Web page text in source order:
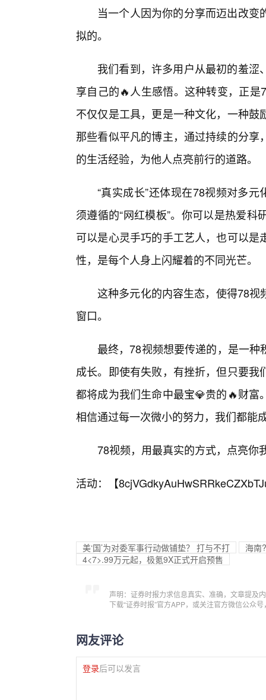
当一个人因为你的分享而迈出改
拟的。
我们看到，许多用户从最初的羞
享自己的🔥人生感悟。这种转变，正是
不仅仅是工具，更是一种文化，一种
那些看似平凡的博主，通过持续的分
的生活经验，为他人点亮前行的道路。
“真实成长”还体现在78视频对多
须遵循的“网红模板”。你可以是热爱
可以是心灵手巧的手工艺人，也可以
性，是每个人身上闪耀着的不同光芒。
这种多元化的内容生态，使得78
窗口。
最终，78视频想要传递的，是一
成长。即使有失败，有挫折，但只要
都将成为我们生命中最宝💎贵的🔥财
相信通过每一次微小的努力，我们都能
78视频，用最真实的方式，点亮你
活动：【
美‘国’为对委军事行动做铺垫？ 打与不打
海南
4<7>.99万元起，极氪9X正式开启预售
声明：证券时报力求信息真实、准确，文章提及
下载“证券时报”官方APP，或关注官方微信公众
网友评论
登录后可以发言